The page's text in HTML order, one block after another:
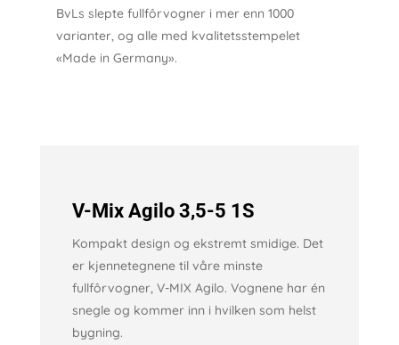
BvLs slepte fullfôrvogner i mer enn 1000
varianter, og alle med kvalitetsstempelet
«Made in Germany».
V-Mix Agilo 3,5-5 1S
Kompakt design og ekstremt smidige. Det
er kjennetegnene til våre minste
fullfôrvogner, V-MIX Agilo. Vognene har én
snegle og kommer inn i hvilken som helst
bygning.